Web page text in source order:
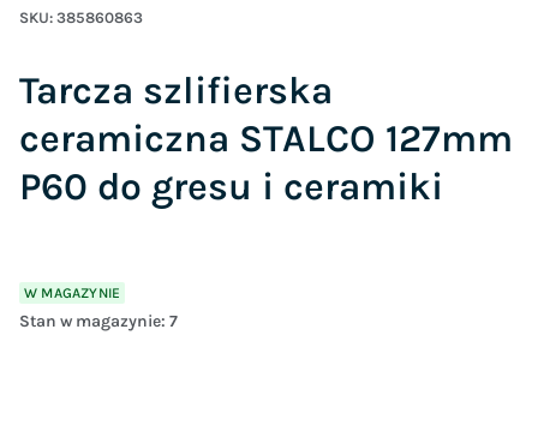
SKU: 385860863
Tarcza szlifierska
ceramiczna STALCO 127mm
P60 do gresu i ceramiki
W MAGAZYNIE
Stan w magazynie: 7